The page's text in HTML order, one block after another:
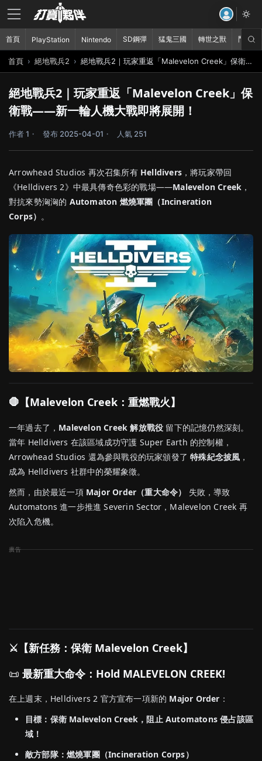
首頁 絕地戰兵2 絕地戰兵2｜玩家重返「Malevelon Creek」保衛戰——新一輪人機大戰即將展開！
絕地戰兵2｜玩家重返「Malevelon Creek」保
衛戰——新一輪人機大戰即將展開！
作者 1 發布 2025-04-01 人氣 251
Arrowhead Studios 再次召集所有 Helldivers ，將玩家帶回
《Helldivers 2》中最具傳奇色彩的戰場——Malevelon Creek ，
對抗來勢洶洶的 Automaton 燃燒軍團（Incineration
Corps） 。
🛑【Malevelon Creek：重燃戰火】
一年過去了， Malevelon Creek 解放戰役 留下的記憶仍然深刻。
當年 Helldivers 在該區域成功守護 Super Earth 的控制權，
Arrowhead Studios 還為參與戰役的玩家頒發了特殊紀念披風 ，
成為 Helldivers 社群中的榮耀象徵。
然而，由於最近一項 Major Order（重大命令）
失敗，導致
Automatons 進一步推進 Severin Sector，Malevelon Creek 再
次陷入危機。
⚔️【新任務：保衛 Malevelon Creek】
📜 最新重大命令：Hold MALEVELON CREEK!
在上週末，Helldivers 2 官方宣布一項新的 Major Order ：
目標：保衛 Malevelon Creek，阻止 Automatons 侵占該區
域！
敵方部隊：燃燒軍團（Incineration Corps）
首頁 PlayStation Nintendo SD鋼彈 猛鬼三國 轉世之獸 鬥破蒼